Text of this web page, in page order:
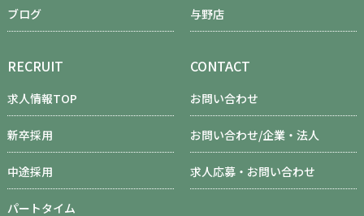
ブログ 与野店
RECRUIT
求人情報TOP
新卒採用
中途採用
パートタイム
CONTACT
お問い合わせ
お問い合わせ/企業・法人
求人応募・お問い合わせ